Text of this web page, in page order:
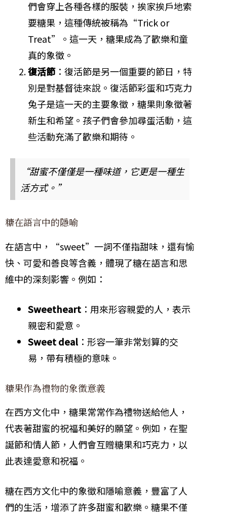
們會穿上各種各樣的服裝，挨家挨戶地索
要糖果，這種傳統被稱為“Trick or
Treat”。這一天，糖果成為了歡樂和童
真的象徵。
復活節：復活節是另一個重要的節日，特
別是對基督徒來說。復活節彩蛋和巧克力
兔子是這一天的主要象徵，糖果則象徵著
新生和希望。孩子們會參加尋蛋活動，這
些活動充滿了歡樂和期待。
“甜蜜不僅僅是一種味道，它更是一種生
活方式。”
糖在語言中的隱喻
在語言中，“sweet”一詞不僅指甜味，還有愉
快、可愛和善良等含義，體現了糖在語言和思
維中的深刻影響。例如：
Sweetheart ：用來形容親愛的人，表示
親密和愛意。
Sweet deal ：形容一筆非常划算的交
易，帶有積極的意味。
糖果作為禮物的象徵意義
在西方文化中，糖果常常作為禮物送給他人，
代表著甜蜜的祝福和美好的願望。例如，在聖
誕節和情人節，人們會互贈糖果和巧克力，以
此表達愛意和祝福。
糖在西方文化中的象徵和隱喻意義，豐富了人
們的生活，增添了許多甜蜜和歡樂。糖果不僅